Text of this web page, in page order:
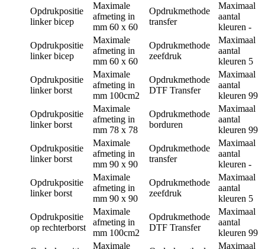
Opdrukpositie
linker bicep
Maximale
afmeting in
mm 60 x 60
Opdrukmethode
transfer
Maximaal
aantal
kleuren -
Opdrukpositie
linker bicep
Maximale
afmeting in
mm 60 x 60
Opdrukmethode
zeefdruk
Maximaal
aantal
kleuren 5
Opdrukpositie
linker borst
Maximale
afmeting in
mm 100cm2
Opdrukmethode
DTF Transfer
Maximaal
aantal
kleuren 99
Opdrukpositie
linker borst
Maximale
afmeting in
mm 78 x 78
Opdrukmethode
borduren
Maximaal
aantal
kleuren 99
Opdrukpositie
linker borst
Maximale
afmeting in
mm 90 x 90
Opdrukmethode
transfer
Maximaal
aantal
kleuren -
Opdrukpositie
linker borst
Maximale
afmeting in
mm 90 x 90
Opdrukmethode
zeefdruk
Maximaal
aantal
kleuren 5
Opdrukpositie
op rechterborst
Maximale
afmeting in
mm 100cm2
Opdrukmethode
DTF Transfer
Maximaal
aantal
kleuren 99
Maximale Maximaal